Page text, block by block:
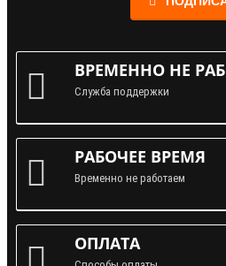
ВРЕМЕННО НЕ
Служба поддержки
РАБОЧЕЕ ВРЕМЯ
Временно не работаем
ОПЛАТА